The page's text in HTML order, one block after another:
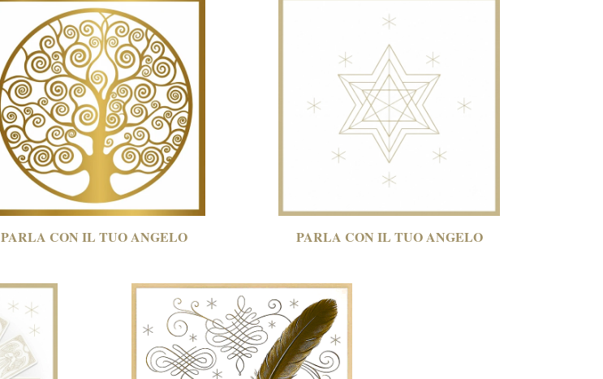
PARLA CONIL TUO ANGELO PARLA CON IL TUO ANGELO